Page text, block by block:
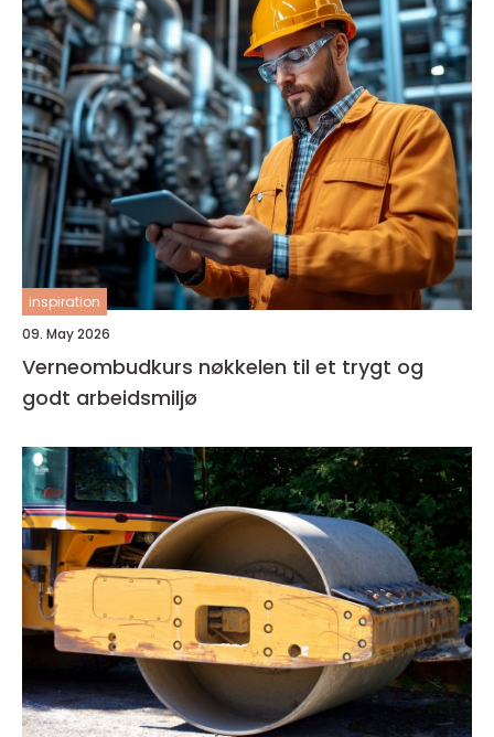
inspiration
09. May 2026
Verneombudkurs nøkkelen til et trygt og
godt arbeidsmiljø